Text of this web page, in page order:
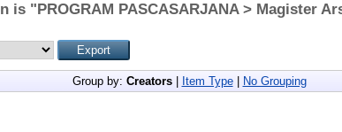
is "PROGRAM PASCASARJANA > Magister
Group by: Creators| Item Type| No Grouping